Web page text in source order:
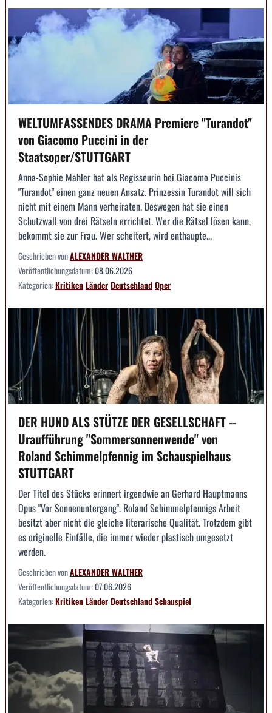
WELTUMFASSENDES DRAMA Premiere "Turandot"
von Giacomo Puccini in der
Staatsoper/STUTTGART
Anna-Sophie Mahler hat als Regisseurin bei Giacomo Puccinis
"Turandot" einen ganz neuen Ansatz. Prinzessin Turandot will sich
nicht mit einem Mann verheiraten. Deswegen hat sie einen
Schutzwall von drei Rätseln errichtet. Wer die Rätsel lösen kann,
bekommt sie zur Frau. Wer scheitert, wird enthaupte...
Geschrieben vonALEXANDER WALTHER
Veröffentlichungsdatum:08.06.2026
Kategorien:KritikenLänderDeutschlandOper
DER HUND ALS STÜTZE DER GESELLSCHAFT --
Uraufführung "Sommersonnenwende" von
Roland Schimmelpfennig im Schauspielhaus
STUTTGART
Der Titel des Stücks erinnert irgendwie an Gerhard Hauptmanns
Opus "Vor Sonnenuntergang". Roland Schimmelpfennigs Arbeit
besitzt aber nicht die gleiche literarische Qualität. Trotzdem gibt
es originelle Einfälle, die immer wieder plastisch umgesetzt
werden.
Geschrieben vonALEXANDER WALTHER
Veröffentlichungsdatum:07.06.2026
Kategorien:KritikenLänderDeutschlandSchauspiel